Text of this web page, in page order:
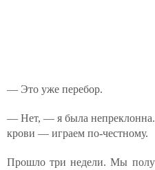
— Это уже перебор.
— Нет, — я была
крови — играем по-честному.
Прошло три недели. Мы